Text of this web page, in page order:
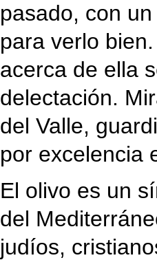
pasado, con
para verlo
acerca de ella
delectación.
del Valle,
por excelencia
El olivo es un
del
judíos,